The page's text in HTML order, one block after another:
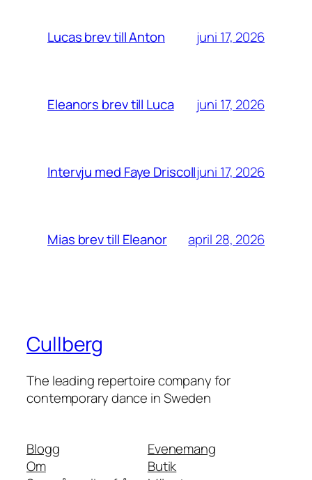
Lucas brev till Anton juni 17, 2026
Eleanors brev till Luca juni 17, 2026
Intervju med Faye Driscolljuni 17, 2026
Mias brev till Eleanor april 28, 2026
Cullberg
The leading repertoire company for
contemporary dance in Sweden
Blogg
Om
Evenemang
Butik